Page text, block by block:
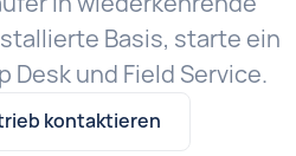
Basis, starte ein
und Field Service.
kontaktieren